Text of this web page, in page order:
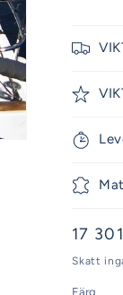
pris
17
Skatt
Färg